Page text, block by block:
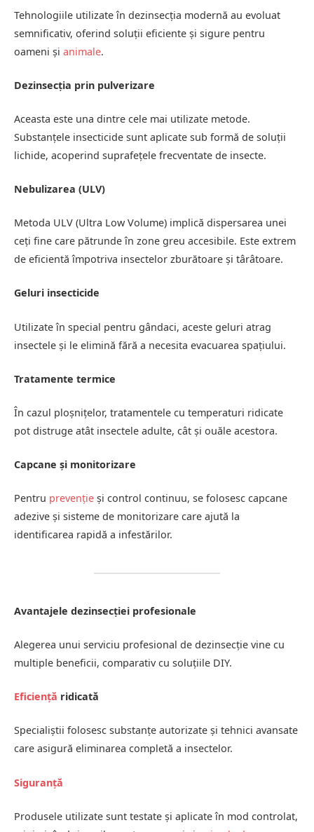
Tehnologiile utilizate în dezinsecția modernă au evoluat
semnificativ, oferind soluții eficiente și sigure pentru
oameni și animale.
Dezinsecția prin pulverizare
Aceasta este una dintre cele mai utilizate metode.
Substanțele insecticide sunt aplicate sub formă de soluții
lichide, acoperind suprafețele frecventate de insecte.
Nebulizarea (ULV)
Metoda ULV (Ultra Low Volume) implică dispersarea unei
ceți fine care pătrunde în zone greu accesibile. Este extrem
de eficientă împotriva insectelor zburătoare și târâtoare.
Geluri insecticide
Utilizate în special pentru gândaci, aceste geluri atrag
insectele și le elimină fără a necesita evacuarea spațiului.
Tratamente termice
În cazul ploșnițelor, tratamentele cu temperaturi ridicate
pot distruge atât insectele adulte, cât și ouăle acestora.
Capcane și monitorizare
Pentru prevenție și control continuu, se folosesc capcane
adezive și sisteme de monitorizare care ajută la
identificarea rapidă a infestărilor.
Avantajele dezinsecției profesionale
Alegerea unui serviciu profesional de dezinsecție vine cu
multiple beneficii, comparativ cu soluțiile DIY.
Eficiență ridicată
Specialiștii folosesc substanțe autorizate și tehnici avansate
care asigură eliminarea completă a insectelor.
Siguranță
Produsele utilizate sunt testate și aplicate în mod controlat,